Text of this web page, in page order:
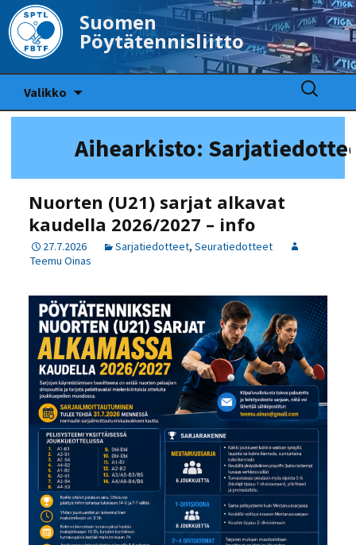
Suomen
Pöytätennisliitto
Valikko
Haku:
Aihearkisto:
Nuorten (U21) sarjat alkavat
kaudella 2026/2027 – info
27.7.2026 Sarjatiedotteet, Seuratiedotteet
Teemu Oinas